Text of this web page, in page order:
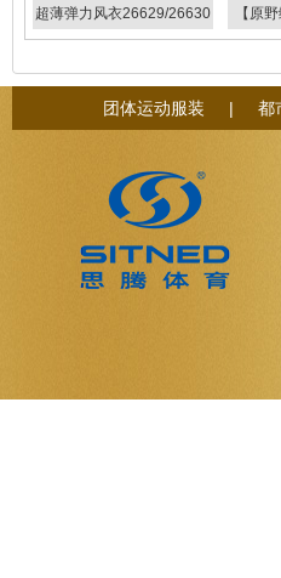
超薄弹力风衣26629/26630
【原
团体运动服装 | 都